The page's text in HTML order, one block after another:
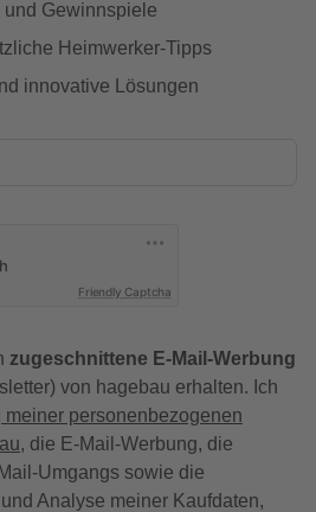
und Gewinnspiele
Heimwerker-Tipps
innovative Lösungen
Friendly Captcha
zugeschnittene E-Mail-Werbung
von hagebau erhalten. Ich
meiner personenbezogenen
, die E-Mail-Werbung, die
Umgangs sowie die
Analyse meiner Kaufdaten,